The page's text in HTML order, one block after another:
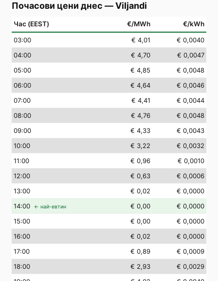
Почасови цени днес —Viljandi
Час (EEST) €/MWh €/kWh
03:00 € 4,01
€ 0,0040
04:00 € 4,70
€ 0,0047
05:00 € 4,85
€ 0,0048
06:00 € 4,64
€ 0,0046
07:00 € 4,41
€ 0,0044
08:00 € 4,76
€ 0,0048
09:00 € 4,33
€ 0,0043
10:00 € 3,22
€ 0,0032
11:00 € 0,96
€ 0,0010
12:00 € 0,63
€ 0,0006
13:00 € 0,02
€ 0,0000
14:00 ← най-евтин € 0,00
€ 0,0000
15:00 € 0,00
€ 0,0000
16:00 € 0,02
€ 0,0000
17:00 € 0,89
€ 0,0009
18:00 € 2,93
€ 0,0029